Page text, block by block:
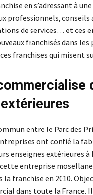
en s’adressant à
professionnels, conseils
de services… et ces
franchisés dans les
franchises qui misent
entre le Parc des
ont confié la
enseignes extérieures à
cette entreprise mosellane
la franchise en 2010.
dans toute la France.